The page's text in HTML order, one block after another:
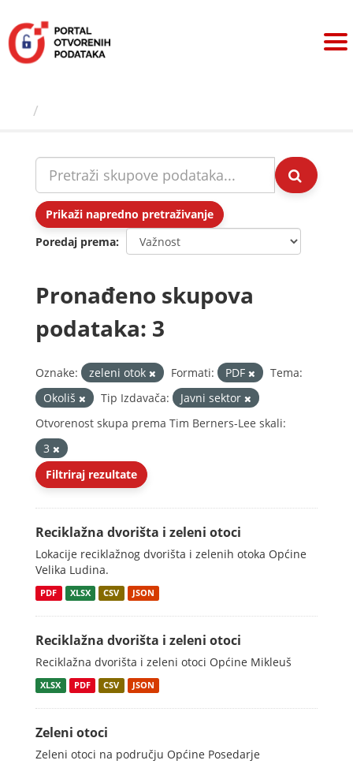
sadržaj
Prikaži napredno pretraživanje
Poredaj prema
Pronađeno skupova
podataka: 3
Oznake: zeleni otok Formati: PDF
Tema:
Okoliš
Tip Izdavača:
Javni sektor
Otvorenost skupa prema Tim Berners-Lee skali:
3
Filtriraj rezultate
Reciklažna dvorišta i zeleni otoci
Lokacije reciklažnog dvorišta i zelenih otoka Općine
Velika Ludina.
PDF XLSX CSV JSON
Reciklažna dvorišta i zeleni otoci
Reciklažna dvorišta i zeleni otoci Općine Mikleuš
XLSX PDF CSV JSON
Zeleni otoci
Zeleni otoci na području Općine Posedarje